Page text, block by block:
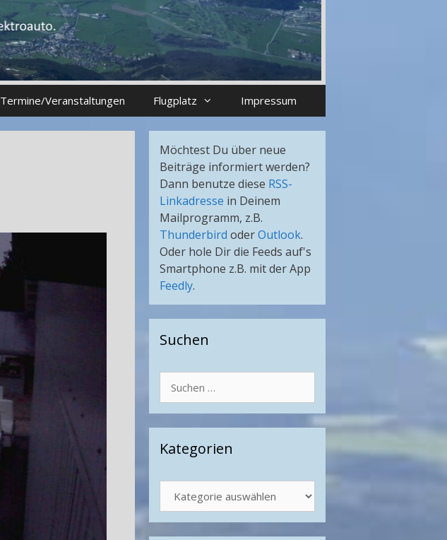
Termine/Veranstaltungen Flugplatz Impressum
Möchtest Du über neue
Beiträge informiert werden?
Dann benutze diese RSS-
Linkadresse in Deinem
Mailprogramm, z.B.
Thunderbird oderOutlook.
Oder hole Dir die Feeds auf's
Smartphone z.B. mit der App
Feedly.
Suchen
nach:
Kategorien